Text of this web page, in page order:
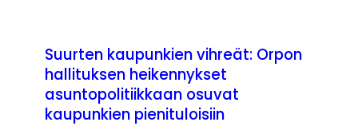
Suurten kaupunkien vihreät: Orpon
hallituksen heikennykset
asuntopolitiikkaan osuvat
kaupunkien pienituloisiin